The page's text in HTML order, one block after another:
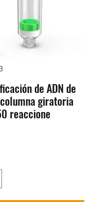
de ADN de
giratoria
reaccione